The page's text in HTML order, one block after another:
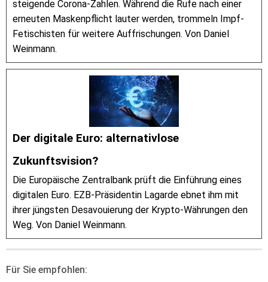
steigende Corona-Zahlen. Während die Rufe nach einer
erneuten Maskenpflicht lauter werden, trommeln Impf-
Fetischisten für weitere Auffrischungen. Von Daniel
Weinmann.
Der digitale Euro: alternativlose
Zukunftsvision?
Die Europäische Zentralbank prüft die Einführung eines
digitalen Euro. EZB-Präsidentin Lagarde ebnet ihm mit
ihrer jüngsten Desavouierung der Krypto-Währungen den
Weg. Von Daniel Weinmann.
Für Sie empfohlen: